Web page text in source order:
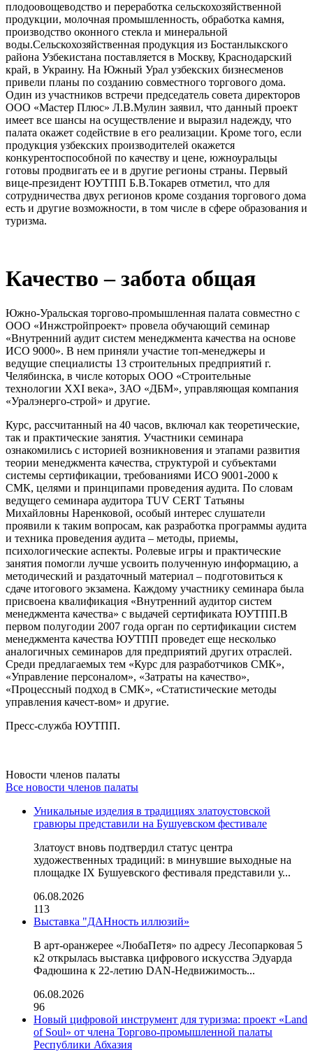
плодоовощеводство и переработка сельскохозяйственной
продукции, молочная промышленность, обработка камня,
производство оконного стекла и минеральной
воды.Сельскохозяйственная продукция из Бостанлыкского
района Узбекистана поставляется в Москву, Краснодарский
край, в Украину. На Южный Урал узбекских бизнесменов
привели планы по созданию совместного торгового дома.
Один из участников встречи председатель совета директоров
ООО «Мастер Плюс» Л.В.Мулин заявил, что данный проект
имеет все шансы на осуществление и выразил надежду, что
палата окажет содействие в его реализации. Кроме того, если
продукция узбекских производителей окажется
конкурентоспособной по качеству и цене, южноуральцы
готовы продвигать ее и в другие регионы страны. Первый
вице-президент ЮУТПП Б.В.Токарев отметил, что для
сотрудничества двух регионов кроме создания торгового дома
есть и другие возможности, в том числе в сфере образования и
туризма.
Качество – забота общая
Южно-Уральская торгово-промышленная палата совместно с
ООО «Инжстройпроект» провела обучающий семинар
«Внутренний аудит систем менеджмента качества на основе
ИСО 9000». В нем приняли участие топ-менеджеры и
ведущие специалисты 13 строительных предприятий г.
Челябинска, в числе которых ООО «Строительные
технологии ХХI века», ЗАО «ДБМ», управляющая компания
«Уралэнерго-строй» и другие.
Курс, рассчитанный на 40 часов, включал как теоретические,
так и практические занятия. Участники семинара
ознакомились с историей возникновения и этапами развития
теории менеджмента качества, структурой и субъектами
системы сертификации, требованиями ИСО 9001-2000 к
СМК, целями и принципами проведения аудита. По словам
ведущего семинара аудитора TUV CERT Татьяны
Михайловны Наренковой, особый интерес слушатели
проявили к таким вопросам, как разработка программы аудита
и техника проведения аудита – методы, приемы,
психологические аспекты. Ролевые игры и практические
занятия помогли лучше усвоить полученную информацию, а
методический и раздаточный материал – подготовиться к
сдаче итогового экзамена. Каждому участнику семинара была
присвоена квалификация «Внутренний аудитор систем
менеджмента качества» с выдачей сертификата ЮУТПП.В
первом полугодии 2007 года орган по сертификации систем
менеджмента качества ЮУТПП проведет еще несколько
аналогичных семинаров для предприятий других отраслей.
Среди предлагаемых тем «Курс для разработчиков СМК»,
«Управление персоналом», «Затраты на качество»,
«Процессный подход в СМК», «Статистические методы
управления качест-вом» и другие.
Пресс-служба ЮУТПП.
Новости членов палаты
Все новости членов палаты
Уникальные изделия в традициях златоустовской
гравюры представили на Бушуевском фестивале
Златоуст вновь подтвердил статус центра
художественных традиций: в минувшие выходные на
площадке IX Бушуевского фестиваля представили у...
06.08.2026
113
Выставка "ДАНность иллюзий»
В арт-оранжерее «ЛюбаПетя» по адресу Лесопарковая 5
к2 открылась выставка цифрового искусства Эдуарда
Фадюшина к 22-летию DAN-Недвижимость...
06.08.2026
96
Новый цифровой инструмент для туризма: проект «Land
of Soul» от члена Торгово-промышленной палаты
Республики Абхазия